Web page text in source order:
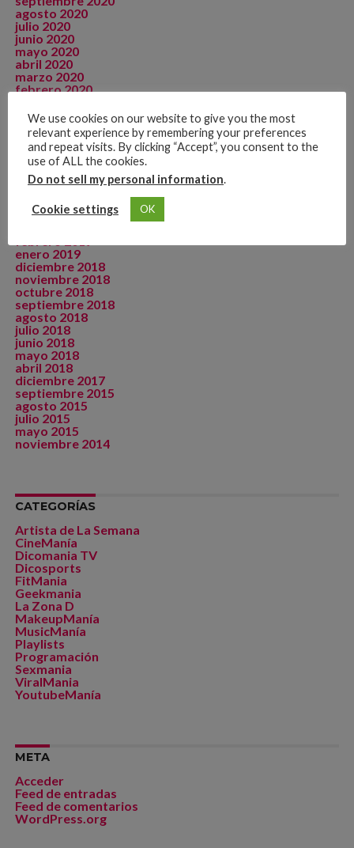
agosto 2020
julio 2020
junio 2020
mayo 2020
abril 2020
marzo 2020
febrero 2020
diciembre 2019
noviembre 2019
octubre 2019
septiembre 2019
agosto 2019
julio 2019
junio 2019
mayo 2019
abril 2019
enero 2019
diciembre 2018
noviembre 2018
octubre 2018
septiembre 2018
agosto 2018
julio 2018
junio 2018
mayo 2018
abril 2018
diciembre 2017
septiembre 2015
agosto 2015
julio 2015
mayo 2015
noviembre 2014
CATEGORÍAS
Artista de La Semana
CineManía
Dicomania TV
Dicosports
FitMania
Geekmania
La Zona D
MakeupManía
MusicManía
Playlists
Programación
Sexmania
ViralMania
YoutubeManía
META
Acceder
Feed de entradas
Feed de comentarios
WordPress.org
We use cookies on our website to give you the most
relevant experience by remembering your preferences
and repeat visits. By clicking “Accept”, you consent to the
use of ALL the cookies.
Do not sell my personal information.
Cookie settings OK